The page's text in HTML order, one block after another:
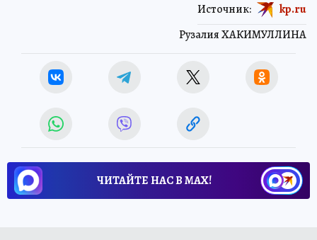
Рузалия ХАКИМУЛЛИНА
Источник: kp.ru
ЧИТАЙТЕ НАС В МАХ!